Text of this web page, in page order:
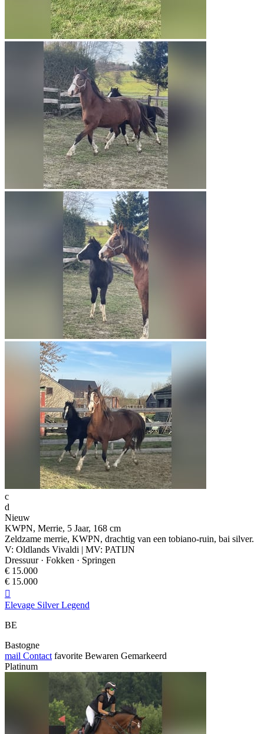
c
d
Nieuw
KWPN, Merrie, 5 Jaar, 168 cm
Zeldzame merrie, KWPN, drachtig van een tobiano-ruin, bai silver.
V: Oldlands Vivaldi | MV: PATIJN
Dressuur · Fokken · Springen
€ 15.000
€ 15.000

Elevage Silver Legend
BE
Bastogne
mail Contact favorite Bewaren Gemarkeerd
Platinum